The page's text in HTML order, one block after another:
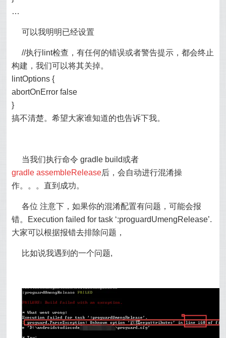
…
可以我明明已经设置
//执行lint检查，有任何的错误或者警告提示，都会终止
构建，我们可以将其关掉。
lintOptions {
abortOnError false
}
搞不清楚。希望大家谁知道的也告诉下我。
当我们执行命令 gradle build或者
gradleassembleRelease后，会自动进行混淆操
作。。。直到成功。
各位 注意下，如果你的混淆配置有问题，可能会报
错。Execution failed for task ‘:proguardUmengRelease’.
大家可以根据报错去排除问题，
比如说我遇到的一个问题,